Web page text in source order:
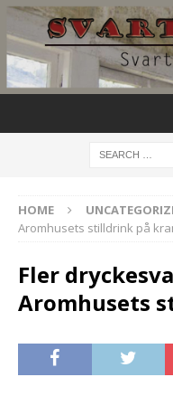
HOME
Aromhusets stilldrink på
Fler
Aromhusets